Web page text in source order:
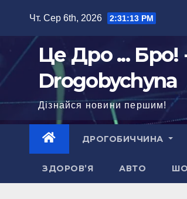
Чт. Сер 6th, 2026 2:31:14 PM
Це Дро ... Бро!
Drogobychyna
Дізнайся новини першим!
ДРОГОБИЧЧИНА
ЗДОРОВ’Я АВТО